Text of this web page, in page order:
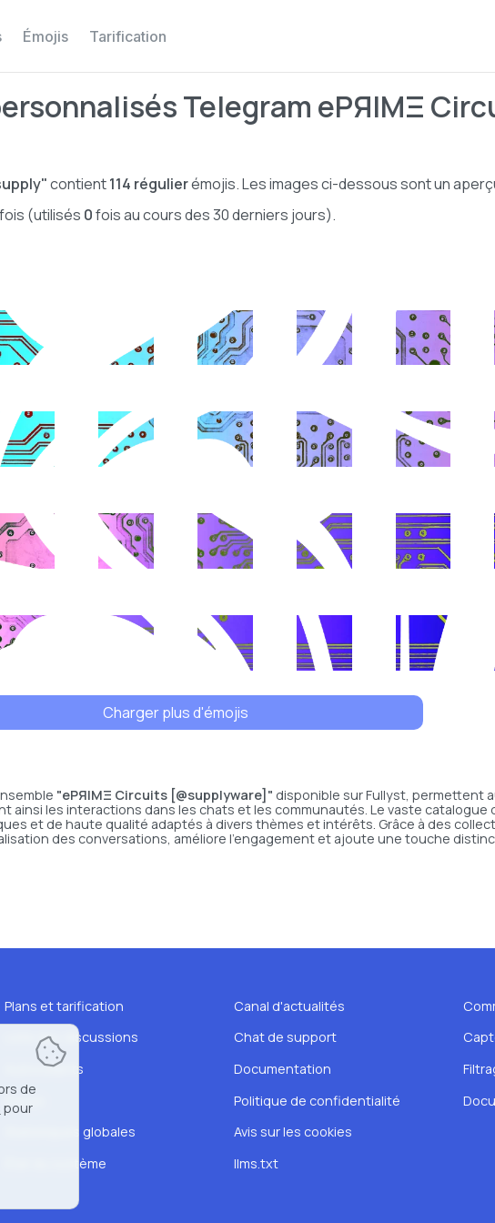
Émojis Tarification
Telegram ePЯIMΞ
contient114 régulierémojis. Les images ci-dessous sont un
fois (utilisés 0fois au cours des 30 derniers jours).
Charger plus d'émojis
"ePЯIMΞ Circuits [@supplyware]" disponible sur Fullyst, permettent
ainsi les interactions dans les chats et les communautés. Le vaste catalogue
et de haute qualité adaptés à divers thèmes et intérêts. Grâce à des
des conversations, améliore l’engagement et ajoute une touche
Plans et tarification
Liste des discussions
Autocollants
Statistiques globales
État du système
Canal d'actualités
Chat de support
Documentation
Politique de confidentialité
Avis sur les cookies
llms.txt
de
pour